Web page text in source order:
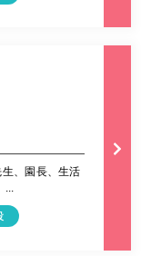
、園長、生活
...